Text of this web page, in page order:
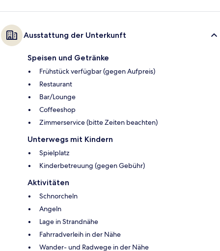
Ausstattung der Unterkunft
Speisen und Getränke
Frühstück verfügbar (gegen Aufpreis)
Restaurant
Bar/Lounge
Coffeeshop
Zimmerservice (bitte Zeiten beachten)
Unterwegs mit Kindern
Spielplatz
Kinderbetreuung (gegen Gebühr)
Aktivitäten
Schnorcheln
Angeln
Lage in Strandnähe
Fahrradverleih in der Nähe
Wander- und Radwege in der Nähe